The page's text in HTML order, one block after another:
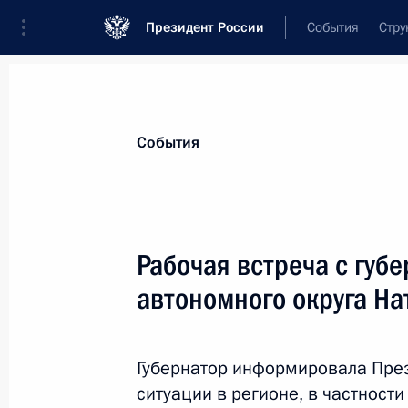
Президент России События
События
Рабочая встреча с
автономного округа
Губернатор информировала
ситуации в регионе, в